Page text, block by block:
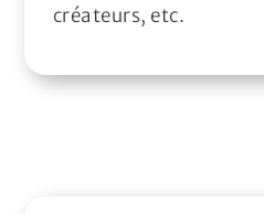
créateurs, etc.